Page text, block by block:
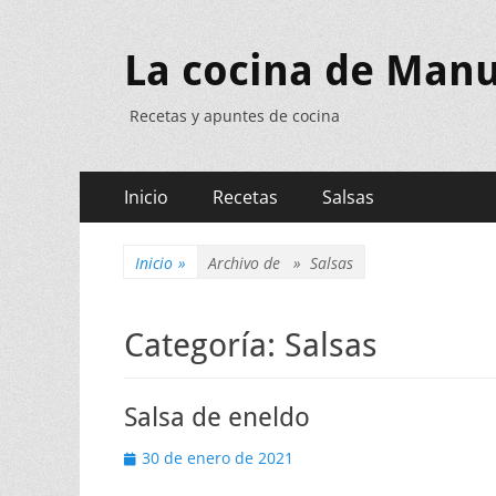
La cocina de
Recetas y apuntes de cocina
Menú
principal
Saltar
Inicio Recetas Salsas
Inicio » Archivo de » Salsas
Categoría: Salsas
Salsa de eneldo
Publicado
30 de enero de 2021